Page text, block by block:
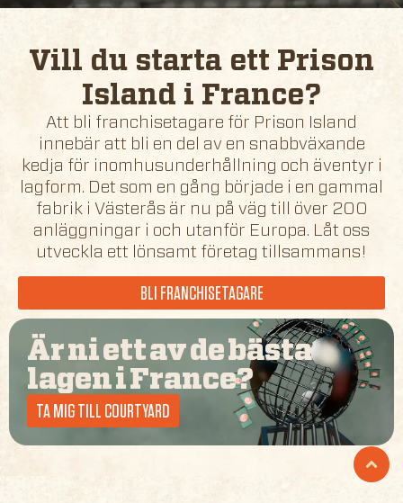
Vill du starta ett Prison
Island i France?
Att bli franchisetagare för Prison Island
innebär att bli en del av en snabbväxande
kedja för inomhusunderhållning och äventyr i
lagform. Det som en gång började i en gammal
fabrik i Västerås är nu på väg till över 200
anläggningar i och utanför Europa. Låt oss
utveckla ett lönsamt företag tillsammans!
BLI FRANCHISETAGARE
Är ni ett av de bästa
lagen iFrance?
TA MIG TILL COURTYARD